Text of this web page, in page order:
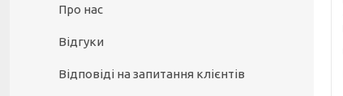
Про нас
Відгуки
Відповіді на запитання клієнтів